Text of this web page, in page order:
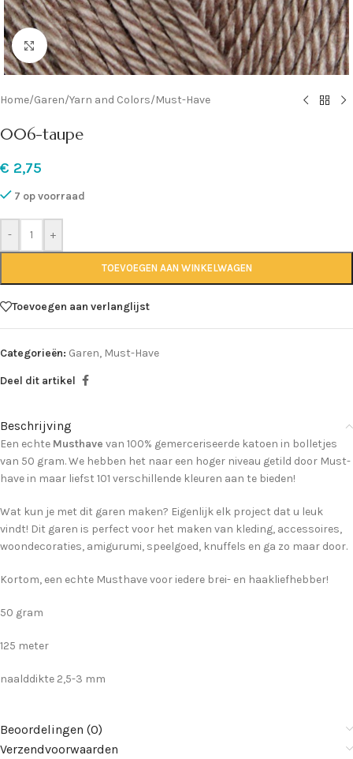
Klik om te vergroten
Home/Garen/Yarn and Colors/Must-Have
006-taupe
€ 2,75
7 op voorraad
- +
TOEVOEGEN AAN WINKELWAGEN
Toevoegen aan verlanglijst
Categorieën: Garen, Must-Have
Deel dit artikel
Beschrijving
Een echte Musthave van 100% gemerceriseerde katoen in bolletjes
van 50 gram. We hebben het naar een hoger niveau getild door Must-
have in maar liefst 101 verschillende kleuren aan te bieden!
Wat kun je met dit garen maken? Eigenlijk elk project dat u leuk
vindt! Dit garen is perfect voor het maken van kleding, accessoires,
woondecoraties, amigurumi, speelgoed, knuffels en ga zo maar door.
Kortom, een echte Musthave voor iedere brei- en haakliefhebber!
50 gram
125 meter
naalddikte 2,5-3 mm
Beoordelingen (0)
Verzendvoorwaarden